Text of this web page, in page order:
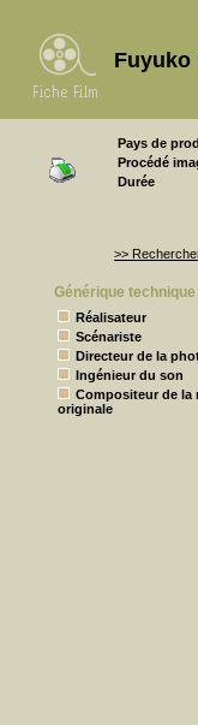
Fuyuko
Pays de
Procédé
Durée
>>
Générique technique
Réalisateur
Scénariste
Directeur de la
Ingénieur du son
Compositeur de la
originale